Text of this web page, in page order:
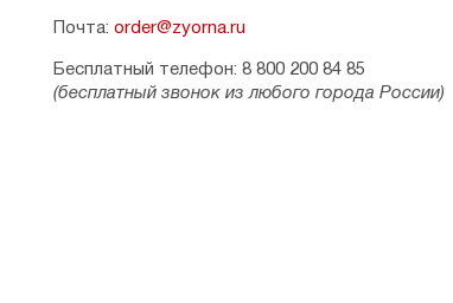
Почта: order@zyorna.ru
Бесплатный телефон: 8 800 200 84 85
(бесплатный звонок из любого города России)